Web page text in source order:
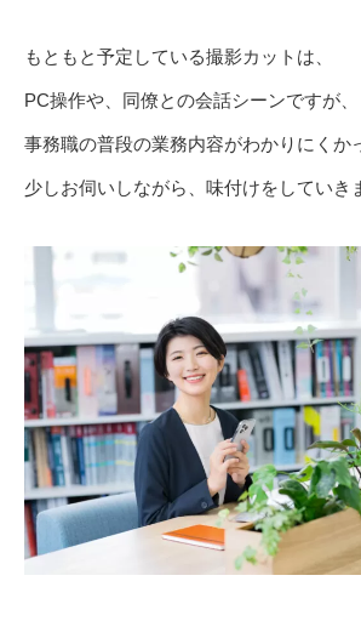
もともと予定している撮影カットは、
PC操作や、同僚との会話シーンですが、
事務職の普段の業務内容がわかりにくか
少しお伺いしながら、味付けをしていき